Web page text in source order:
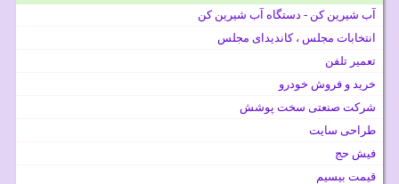
آب شیرین کن - دستگاه آب شیرین کن
انتخابات مجلس ، کاندیدای مجلس
تعمیر تلفن
خرید و فروش خودرو
شرکت صنعتی سخت پوشش
طراحی سایت
فیش حج
قیمت بیسیم